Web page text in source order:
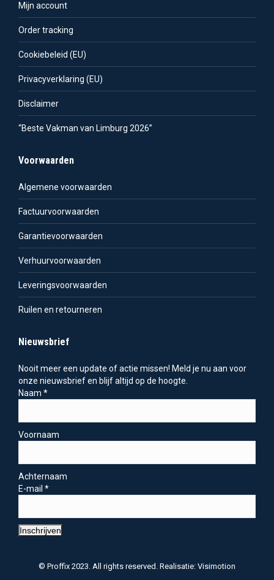
Mijn account
Order tracking
Cookiebeleid (EU)
Privacyverklaring (EU)
Disclaimer
“Beste Vakman van Limburg 2026”
Voorwaarden
Algemene voorwaarden
Factuurvoorwaarden
Garantievoorwaarden
Verhuurvoorwaarden
Leveringsvoorwaarden
Ruilen en retourneren
Nieuwsbrief
Nooit meer een update of actie missen! Meld je nu aan voor
onze nieuwsbrief en blijf altijd op de hoogte.
Naam *
Voornaam
Achternaam
E-mail *
Inschrijven
© Proffix 2023. All rights reserved. Realisatie: Visimotion